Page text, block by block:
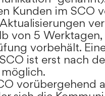
Kunden im SCO
von 5
vorbehält.
ist erst nach
vorübergehend